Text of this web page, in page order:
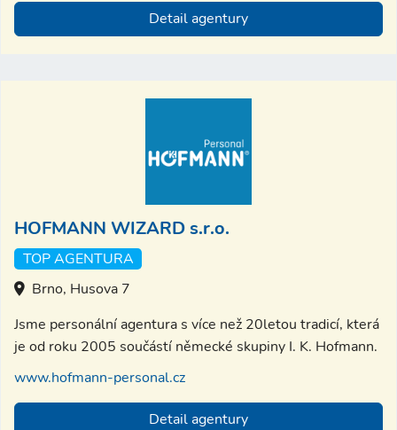
Detail agentury
HOFMANN WIZARD s.r.o.
TOP AGENTURA
Brno, Husova 7
Jsme personální agentura s více než 20letou tradicí, která
je od roku 2005 součástí německé skupiny I. K. Hofmann.
www.hofmann-personal.cz
Detail agentury